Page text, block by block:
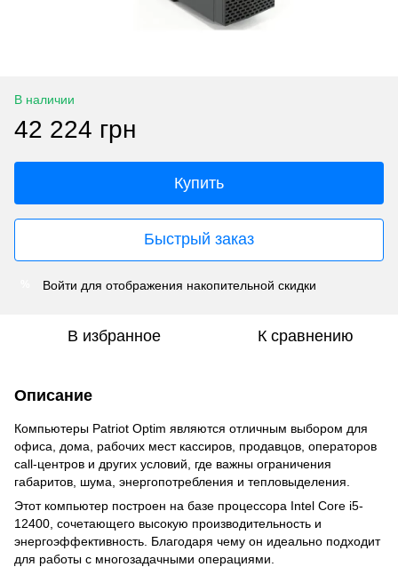
В наличии
42 224 грн
Купить
Быстрый заказ
Войти для отображения накопительной скидки
В избранное К сравнению
Описание
Компьютеры Patriot Optim являются отличным выбором для
офиса, дома, рабочих мест кассиров, продавцов, операторов
call-центров и других условий, где важны ограничения
габаритов, шума, энергопотребления и тепловыделения.
Этот компьютер построен на базе процессора Intel Core i5-
12400, сочетающего высокую производительность и
энергоэффективность. Благодаря чему он идеально подходит
для работы с многозадачными операциями.